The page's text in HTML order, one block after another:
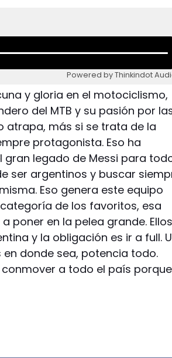
Powered by Thinkindot
y gloria en el motociclismo,
del MTB y su pasión por
atrapa, más si se trata de la
protagonista. Eso ha
gran legado de Messi para
ser argentinos y buscar
Eso genera este equipo
de los favoritos, esa
poner en la pelea grande.
y la obligación es ir a full.
donde sea, potencia todo.
a todo el país